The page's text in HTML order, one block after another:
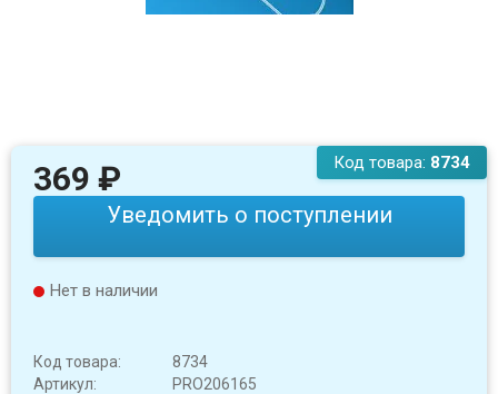
Код товара: 8734
369 ₽
Уведомить о поступлении
Нет в наличии
Код товара:
8734
Артикул:
PRO206165